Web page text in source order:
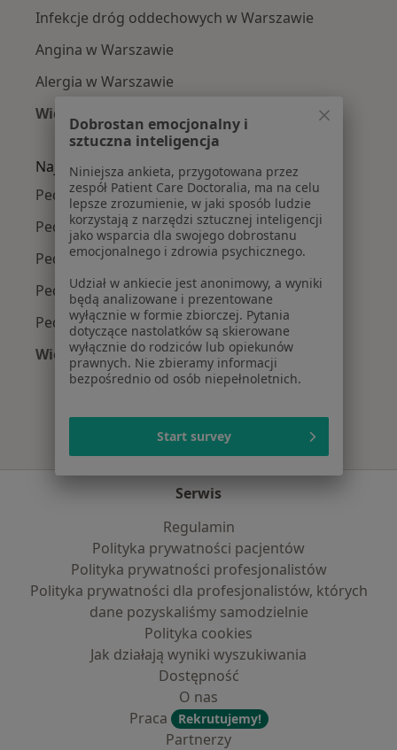
Infekcje dróg oddechowych w Warszawie
Angina w Warszawie
Alergia w Warszawie
Więcej (15)
Więcej w kategorii: Najczęście leczone
Najpopularniejsze ubezpieczenia
Pediatrzy z Medicover w Warszawie
Pediatrzy z Allianz w Warszawie
Pediatrzy z INTER Polska w Warszawie
Pediatrzy z Signal Iduna w Warszawie
Pediatrzy z Compensa w Warszawie
Więcej (15)
Więcej w kategorii: Najpopularniejsze
Serwis
Regulamin
Polityka prywatności pacjentów
Polityka prywatności profesjonalistów
Polityka prywatności dla profesjonalistów, których
dane pozyskaliśmy samodzielnie
Polityka cookies
Jak działają wyniki wyszukiwania
Dostępność
O nas
Praca
Rekrutujemy!
Partnerzy
Dobrostan emocjonalny i
sztuczna inteligencja
Niniejsza ankieta, przygotowana przez
zespół Patient Care Doctoralia, ma na celu
lepsze zrozumienie, w jaki sposób ludzie
korzystają z narzędzi sztucznej inteligencji
jako wsparcia dla swojego dobrostanu
emocjonalnego i zdrowia psychicznego.
Udział w ankiecie jest anonimowy, a wyniki
będą analizowane i prezentowane
wyłącznie w formie zbiorczej. Pytania
dotyczące nastolatków są skierowane
wyłącznie do rodziców lub opiekunów
prawnych. Nie zbieramy informacji
bezpośrednio od osób niepełnoletnich.
Start survey